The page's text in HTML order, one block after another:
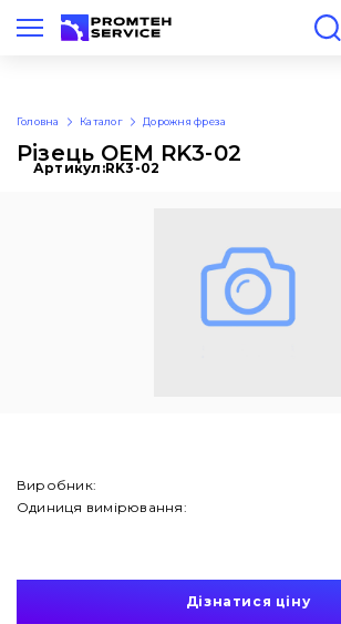
Укр
Головна Каталог Дорожня фреза
Різець OEM RK3-02
Артикул:RK3-02
Виробник:
Одиниця вимірювання:
Дізнатися ціну